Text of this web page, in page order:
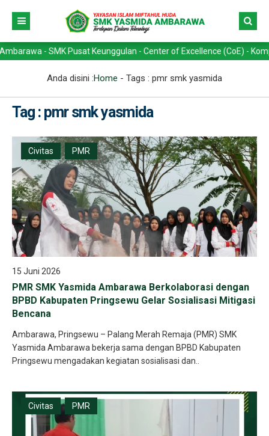
- SMK Pusat Keunggulan - Center of Excellence (CoE) -
Anda disini :Home - Tags : pmr smk yasmida
Tag : pmr smk yasmida
Civitas PMR
15 Juni 2026
PMR SMK Yasmida Ambarawa Berkolaborasi dengan
BPBD Kabupaten Pringsewu Gelar Sosialisasi Mitigasi
Bencana
Ambarawa, Pringsewu – Palang Merah Remaja (PMR) SMK
Yasmida Ambarawa bekerja sama dengan BPBD Kabupaten
Pringsewu mengadakan kegiatan sosialisasi dan..
Civitas PMR